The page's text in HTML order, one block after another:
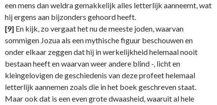
een mens dan weldra gemakkelijk alles letterlijk aanneemt, wat
hij ergens aan bijzonders gehoord heeft.
[9] En kijk, zo vergaat het nu de meeste joden, waarvan
sommigen Jozua als een mythische figuur beschouwen en
onder elkaar zeggen dat hij in werkelijkheid helemaal nooit
bestaan heeft en waarvan weer andere blind -, licht en
kleingelovigen de geschiedenis van deze profeet helemaal
letterlijk aannemen zoals die in het boek geschreven staat.
Maar ook dat is een even grote dwaasheid, waaruit al hele